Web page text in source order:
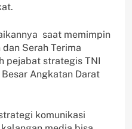
saat memimpin
Serah Terima
pejabat strategis TNI
Angkatan Darat
komunikasi